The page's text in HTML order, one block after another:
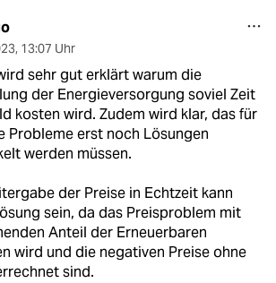
, 13:07 Uhr
sehr gut erklärt warum die
der Energieversorgung soviel Zeit
kosten wird. Zudem wird klar, das für
Probleme erst noch Lösungen
werden müssen.
der Preise in Echtzeit kann
sein, da das Preisproblem mit
Anteil der Erneuerbaren
wird und die negativen Preise ohne
sind.